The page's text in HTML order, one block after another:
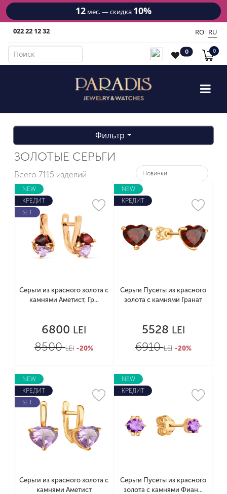
мес. — скидка 10%
022 22 12 32 RO RU
0 0
Фильтр
ЗОЛОТЫЕ СЕРЬГИ
Всего 7115 изделий
NEW
КРЕДИТ
SET
Серьги из красного золота с
камнями Аметист, Гр...
6800 LEI
8500LEI -20%
NEW
КРЕДИТ
Серьги Пусеты из красного
золота с камнями Гранат
5528 LEI
6910LEI -20%
NEW
КРЕДИТ
SET
Серьги из красного золота с
камнями Аметист
NEW
КРЕДИТ
Серьги Пусеты из красного
золота с камнями Фиан...